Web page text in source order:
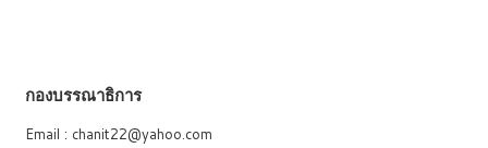
กองบรรณาธิการ
Email : chanit22@yahoo.com